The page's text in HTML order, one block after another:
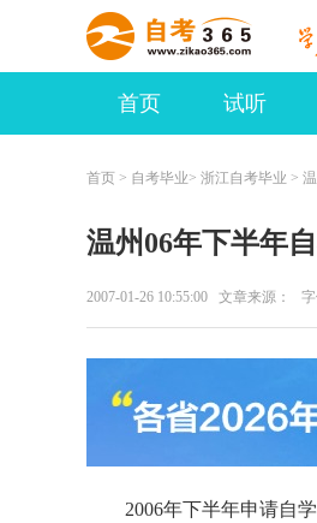
首页 试听
首页 > 自考毕业> 浙江自考毕业 >
温州06年下半年
2007-01-26 10:55:00 文章来源： 字
2006年下半年申请自学